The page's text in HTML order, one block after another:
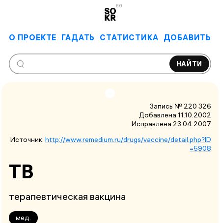
6.0
О ПРОЕКТЕ ГАДАТЬ СТАТИСТИКА ДОБАВИТЬ
НАЙТИ
Запись № 220 326
Добавлена 11.10.2002
Исправлена 23.04.2007
Источник: http://www.remedium.ru/drugs/vaccine/detail.php?ID
=5908
ТВ
терапевтическая вакцина
мед.